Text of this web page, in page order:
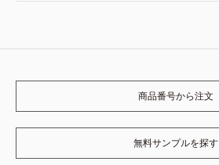
商品番号から注文
無料サンプルを探す